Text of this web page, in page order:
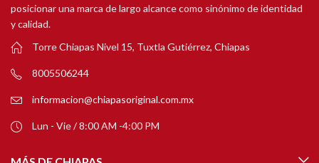
posicionar una marca de largo alcance como sinónimo de identidad
y calidad.
Torre Chiapas Nivel 15, Tuxtla Gutiérrez, Chiapas
8005506244
informacion@chiapasoriginal.com.mx
Lun - Vie / 8:00 AM -4:00 PM